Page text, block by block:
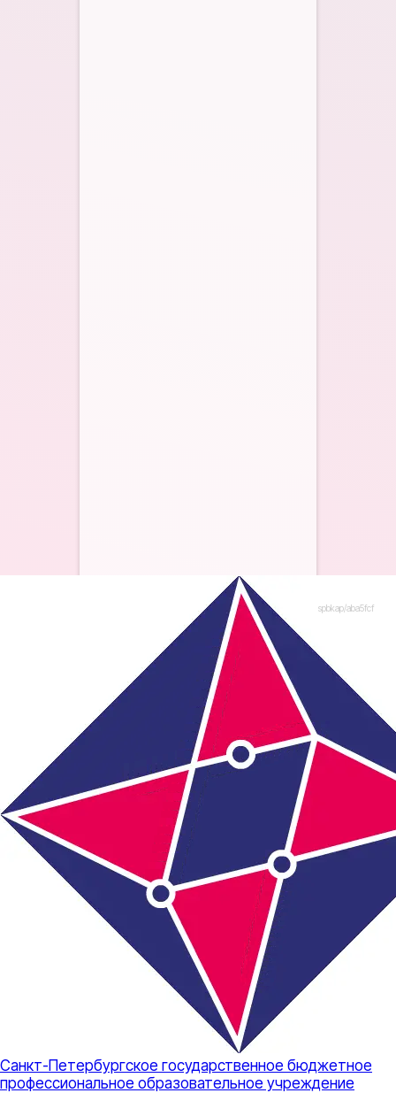
Санкт-Петербургское государственное бюджетное
профессиональное образовательное учреждение
spbkap/aba5fcf